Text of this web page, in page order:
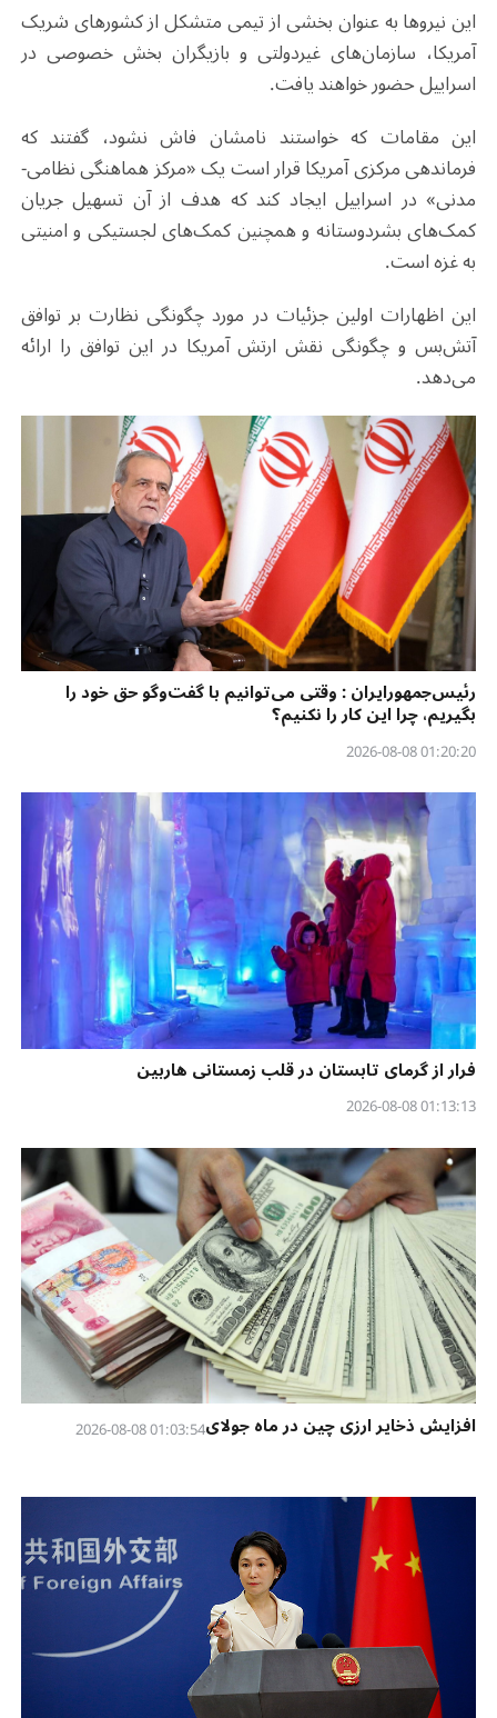
این نیروها به عنوان بخشی از تیمی متشکل از کشورهای شریک
آمریکا، سازمان‌های غیردولتی و بازیگران بخش خصوصی در
اسراییل حضور خواهند یافت.
این مقامات که خواستند نامشان فاش نشود، گفتند که
فرماندهی مرکزی آمریکا قرار است یک «مرکز هماهنگی نظامی-
مدنی» در اسراییل ایجاد کند که هدف از آن تسهیل جریان
کمک‌های بشردوستانه و همچنین کمک‌های لجستیکی و امنیتی
به غزه است.
این اظهارات اولین جزئیات در مورد چگونگی نظارت بر توافق
آتش‌بس و چگونگی نقش ارتش آمریکا در این توافق را ارائه
می‌دهد.
رئیس‌جمهورایران : وقتی می‌توانیم با گفت‌وگو حق خود را
بگیریم، چرا این کار را نکنیم؟
01:20:20 2026-08-08
فرار از گرمای تابستان در قلب زمستانی هاربین
01:13:13 2026-08-08
افزایش ذخایر ارزی چین در ماه جولای01:03:54 2026-08-08